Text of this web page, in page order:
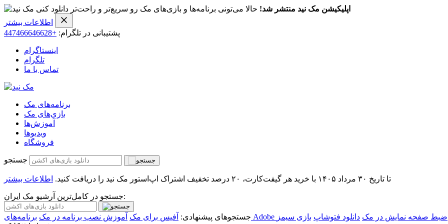
اپلیکیشن مک نید منتشر شد! حالا می‌تونی برنامه‌ها و بازی‌های مک رو سریع‌تر و راحت‌تر دانلود کنی
اطلاعات بیشتر
پشتیبانی در تلگرام: +447466646628
اینستاگرام
تلگرام
تماس با ما
برنامه‌های مک
بازی‌های مک
آموزش‌ها
ویدیو‌ها
فروشگاه
جستجو
تا تاریخ ۳۰ مرداد ۱۴۰۵ با خرید هر گیفت‌کارت، ۲۰ درصد تخفیف اشتراک اپ‌استور مک نید را دریافت کنید. اطلاعات بیشتر
جستجو در کامل‌ترین آرشیو مک ایران:
جستجوهای پیشنهادی: آفیس برای مک آموزش نصب برنامه در مک ضبط صفحه نمایش در مک دانلود فتوشاپ بازی سیمز